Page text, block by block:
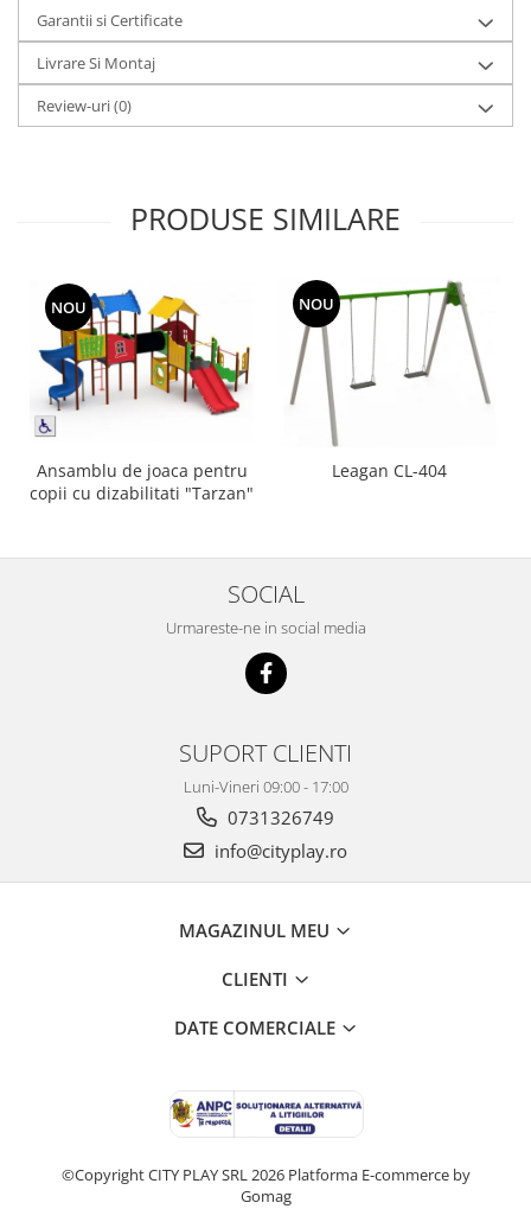
Garantii si Certificate
Livrare Si Montaj
Review-uri(0)
PRODUSE SIMILARE
NOU
Ansamblu de joaca pentru
copii cu dizabilitati "Tarzan"
NOU
Leagan CL-404
SOCIAL
Urmareste-ne in social media
SUPORT CLIENTI
Luni-Vineri 09:00 - 17:00
0731326749
info@cityplay.ro
MAGAZINUL MEU
CLIENTI
DATE COMERCIALE
©Copyright CITY PLAY SRL 2026 Platforma E-commerce by
Gomag